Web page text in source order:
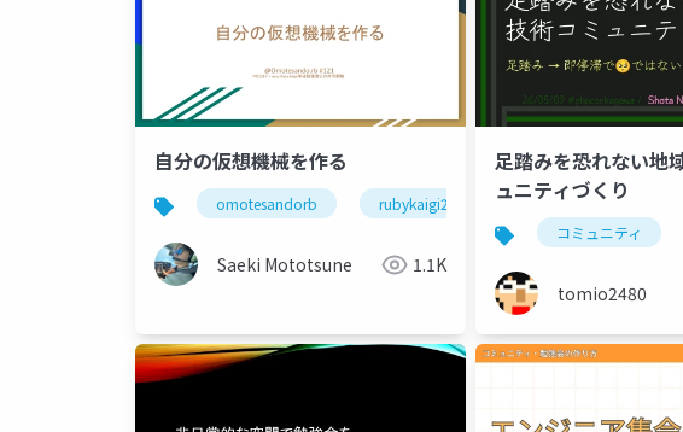
自分の仮想機械を作る
omotesandorb rubykaigi2026
Saeki Mototsune 1.1K
足踏みを恐れない地
ュニティづくり
コミュニティ
tomio2480